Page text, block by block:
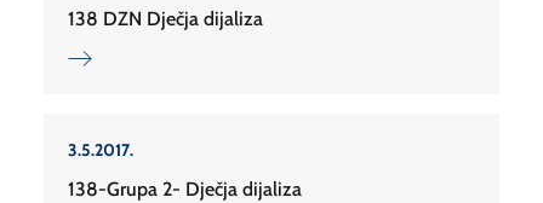
138 DZN Dječja dijaliza
3.5.2017.
138-Grupa 2- Dječja dijaliza